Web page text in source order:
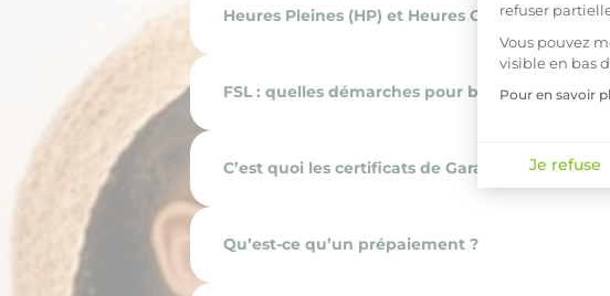
refuser
Vous pouvez
visible en bas
Pour en savoir
Je refuse
Heures Pleines (HP) et Heures Creuses (HC) :
FSL : quelles démarches pour bénéficier
C’est quoi les certificats de Garantie d’Origine ?
Qu’est-ce qu’un prépaiement ?